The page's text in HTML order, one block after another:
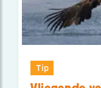
Tip